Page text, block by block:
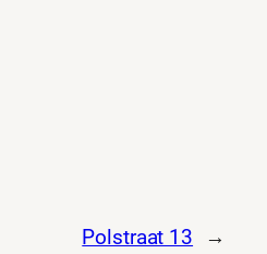
Polstraat 13 →